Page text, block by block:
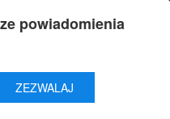
TOP
Instalacja
O cookies
cookies
Ci tylko te treści, które
powiadomienia
ZEZWALAJ